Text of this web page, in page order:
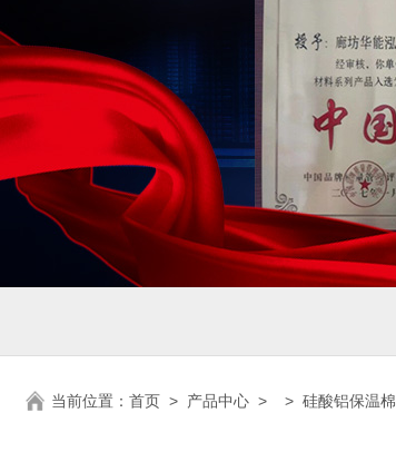
当前位置： 首页 > 产品中心 > > 硅酸铝保温棉